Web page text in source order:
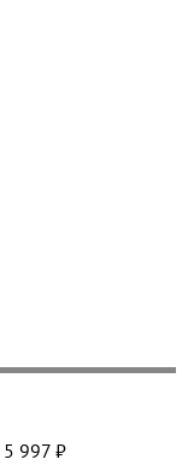
5 997 ₽